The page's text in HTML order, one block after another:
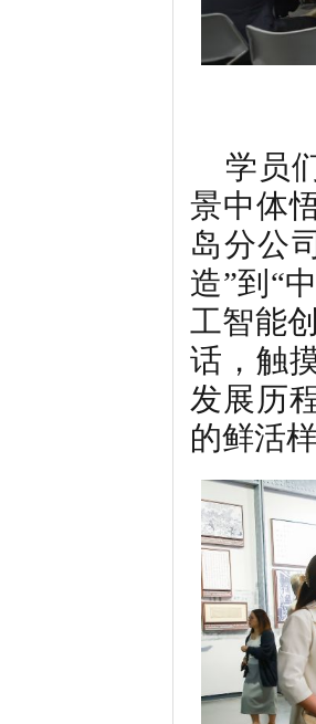
学员
景中体
岛分公
造”到“
工智能
话，触
发展历
的鲜活